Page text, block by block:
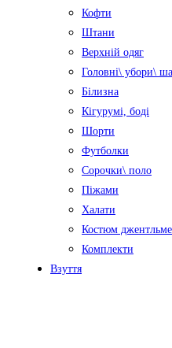
Кофти
Штани
Верхній одяг
Головні\ убори\
Білизна
Кігурумі, боді
Шорти
Футболки
Сорочки\ поло
Піжами
Халати
Костюм
Комплекти
Взуття